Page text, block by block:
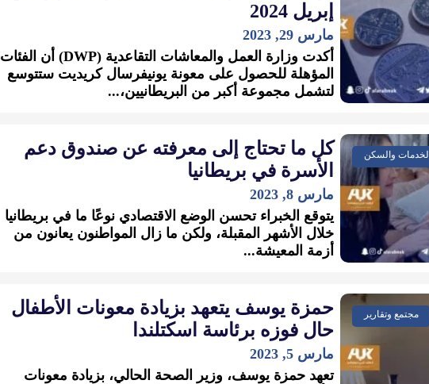
إبريل 2024
مارس 29, 2023
أكدت وزارة العمل والمعاشات التقاعدية (DWP) أن الفئات
المؤهلة للحصول على معونة يونيفرسال كريديت ستتوسع
لتشمل مجموعة أكبر من البريطانيين،...
الخدمات والسكن
كل ما تحتاج إلى معرفته عن صندوق دعم
الأسرة في بريطانيا
مارس 8, 2023
يتوقع الخبراء تحسن الوضع الاقتصادي نوعًا ما في بريطانيا
خلال الأشهر المقبلة، ولكن ما زال المواطنون يعانون من
أزمة المعيشة...
مجتمع وتقارير
حمزة يوسف يتعهد بزيادة معونات الأطفال
حال فوزه برئاسة اسكتلندا
مارس 5, 2023
تعهد حمزة يوسف، وزير الصحة الحالي، بزيادة معونات